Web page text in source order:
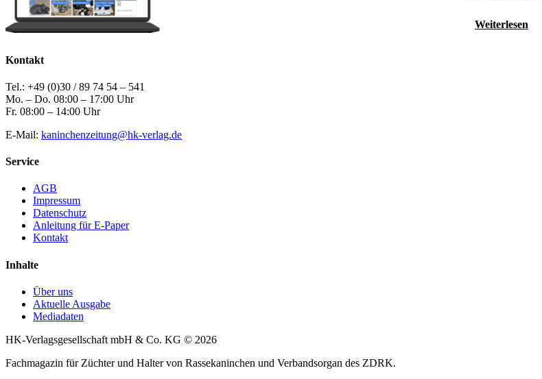
Weiterlesen
Kontakt
Tel.: +49 (0)30 / 89 74 54 – 541
Mo. – Do. 08:00 – 17:00 Uhr
Fr. 08:00 – 14:00 Uhr
E-Mail: kaninchenzeitung@hk-verlag.de
Service
AGB
Impressum
Datenschutz
Anleitung für E-Paper
Kontakt
Inhalte
Über uns
Aktuelle Ausgabe
Mediadaten
HK-Verlagsgesellschaft mbH & Co. KG © 2026
Fachmagazin für Züchter und Halter von Rassekaninchen und Verbandsorgan des ZDRK.